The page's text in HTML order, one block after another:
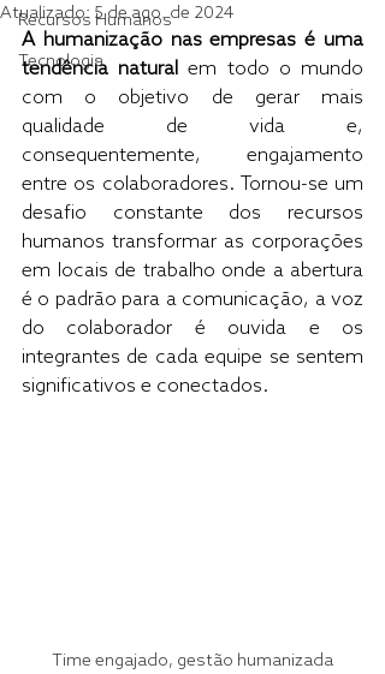
Recursos Humanos
Tecnologia
Atualizado: 5 de ago. de 2024
A humanização nas empresas é uma
tendência natural em todo o mundo
com o objetivo de gerar mais
qualidade de vida e,
consequentemente, engajamento
entre os colaboradores. Tornou-se um
desafio constante dos recursos
humanos transformar as corporações
em locais de trabalho onde a abertura
é o padrão para a comunicação, a voz
do colaborador é ouvida e os
integrantes de cada equipe se sentem
significativos e conectados.
Time engajado, gestão humanizada